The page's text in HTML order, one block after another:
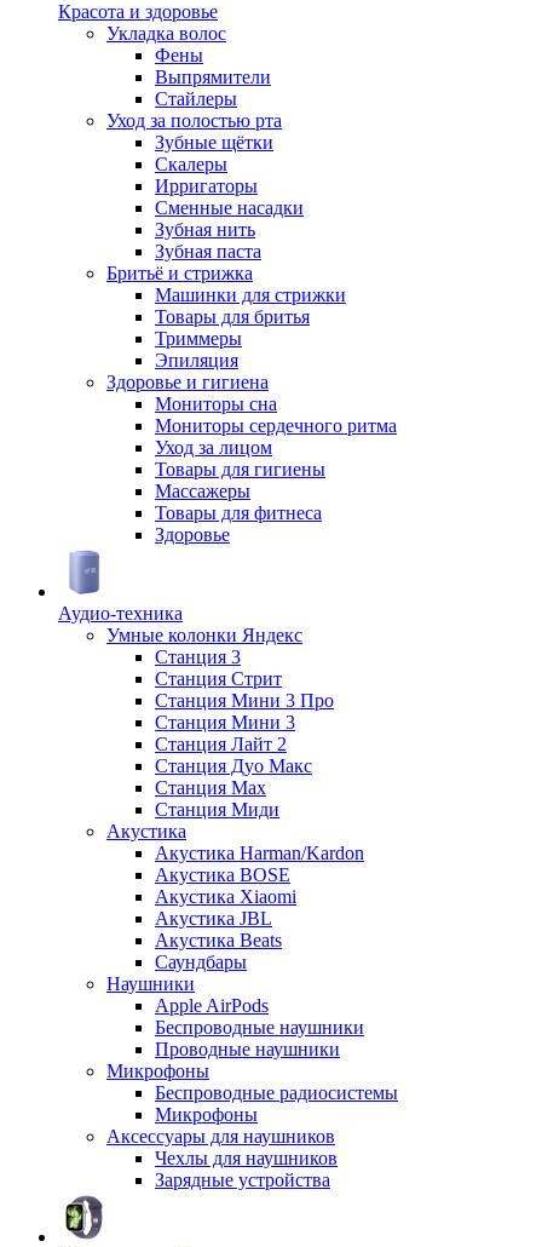
Красота и здоровье
Укладка волос
Фены
Выпрямители
Стайлеры
Уход за полостью рта
Зубные щётки
Скалеры
Ирригаторы
Сменные насадки
Зубная нить
Зубная паста
Бритьё и стрижка
Машинки для стрижки
Товары для бритья
Триммеры
Эпиляция
Здоровье и гигиена
Мониторы сна
Мониторы сердечного ритма
Уход за лицом
Товары для гигиены
Массажеры
Товары для фитнеса
Здоровье
Аудио-техника
Умные колонки Яндекс
Станция 3
Станция Стрит
Станция Мини 3 Про
Станция Мини 3
Станция Лайт 2
Станция Дуо Макс
Станция Max
Станция Миди
Акустика
Акустика Harman/Kardon
Акустика BOSE
Акустика Xiaomi
Акустика JBL
Акустика Beats
Саундбары
Наушники
Apple AirPods
Беспроводные наушники
Проводные наушники
Микрофоны
Беспроводные радиосистемы
Микрофоны
Аксессуары для наушников
Чехлы для наушников
Зарядные устройства